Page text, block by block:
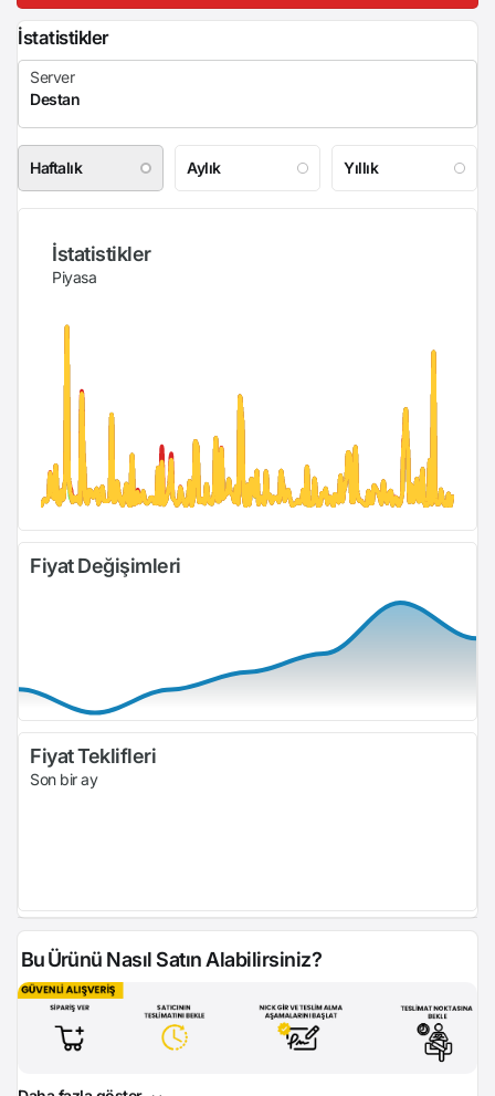
İstatistikler
Haftalık Aylık Yıllık
İstatistikler
Piyasa
Fiyat Değişimleri
Fiyat Teklifleri
Son bir ay
Bu Ürünü Nasıl Satın Alabilirsiniz?